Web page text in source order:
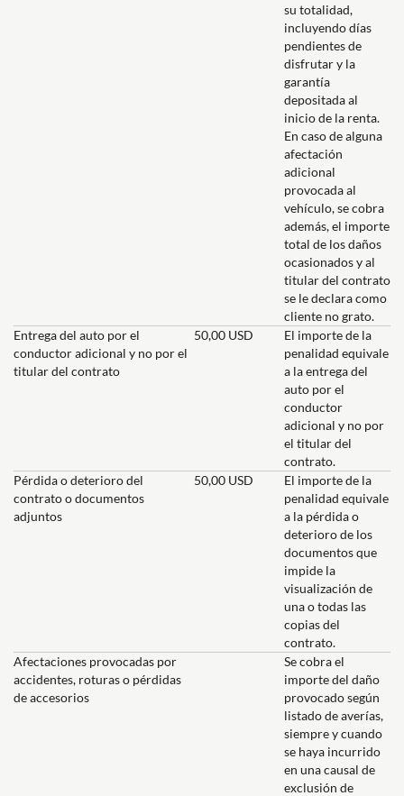
su totalidad,
incluyendo días
pendientes de
disfrutar y la
garantía
depositada al
inicio de la renta.
En caso de alguna
afectación
adicional
provocada al
vehículo, se cobra
además, el importe
total de los daños
ocasionados y al
titular del contrato
se le declara como
cliente no grato.
Entrega del auto por el
conductor adicional y no por el
titular del contrato
50,00 USD
El importe de la
penalidad equivale
a la entrega del
auto por el
conductor
adicional y no por
el titular del
contrato.
Pérdida o deterioro del
contrato o documentos
adjuntos
50,00 USD
El importe de la
penalidad equivale
a la pérdida o
deterioro de los
documentos que
impide la
visualización de
una o todas las
copias del
contrato.
Afectaciones provocadas por
accidentes, roturas o pérdidas
de accesorios
Se cobra el
importe del daño
provocado según
listado de averías,
siempre y cuando
se haya incurrido
en una causal de
exclusión de